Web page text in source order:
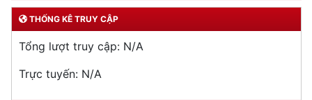
THỐNG KÊ TRUY CẬP
Tổng lượt truy cập: N/A
Trực tuyến: N/A